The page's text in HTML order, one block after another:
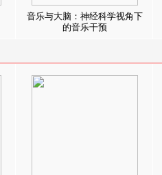
音乐与大脑：神经科学视角下
的音乐干预